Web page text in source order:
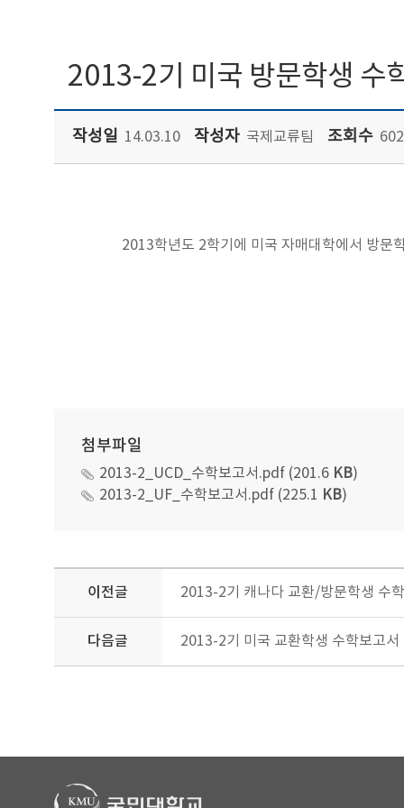
2013-2기 미국 방문학생 수
작성일 14.03.10 작성자 국제교류팀 조회수
2013학년도 2학기에 미국 자매대학에서 방문
첨부파일
2013-2_UCD_수학보고서.pdf (201.6 KB)
2013-2_UF_수학보고서.pdf (225.1 KB)
이전글 2013-2기 캐나다 교환/방문학생 수
다음글 2013-2기 미국 교환학생 수학보고서